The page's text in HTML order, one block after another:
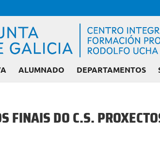
ALUMNADO DEPARTAMENTOS
FINAIS DO C.S.
Admisión FP: Ciclos